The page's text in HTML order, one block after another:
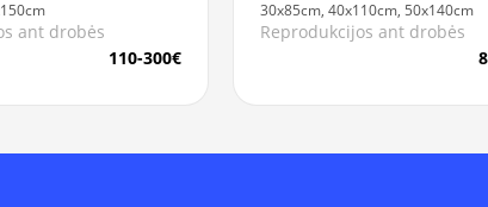
ant drobės
110-300€
30x85cm, 40x110cm, 50x140cm
Reprodukcijos ant drobės